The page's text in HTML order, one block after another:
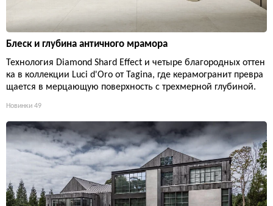
Блеск и глубина античного мрамора
Технология Diamond Shard Effect и четыре благородных оттен
ка в коллекции Luci d'Oro от Tagina, где керамогранит превра
щается в мерцающую поверхность с трехмерной глубиной.
Новинки 49